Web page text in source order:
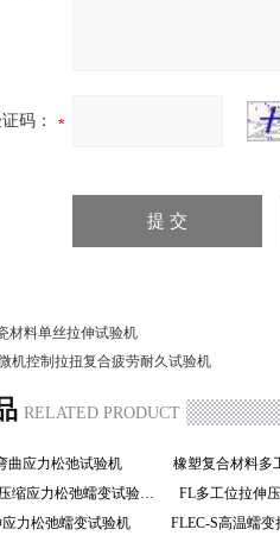
码：
材料单丝拉伸试验机
机控制拉扭复合疲劳耐久试验机
RELATED PRODUCT
曲应力松弛试验机 橡塑复合材料多
FL多工位拉伸压缩应力松弛蠕变试验机
FL多工位拉伸
应力松弛蠕变试验机
FLEC-S高温蠕